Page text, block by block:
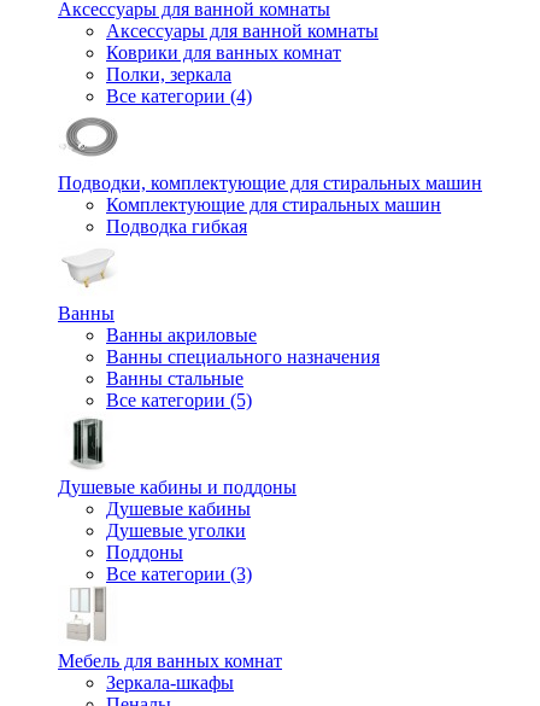
Аксессуары для ванной комнаты
Аксессуары для ванной комнаты
Коврики для ванных комнат
Полки, зеркала
Все категории (4)
Подводки, комплектующие для стиральных машин
Комплектующие для стиральных машин
Подводка гибкая
Ванны
Ванны акриловые
Ванны специального назначения
Ванны стальные
Все категории (5)
Душевые кабины и поддоны
Душевые кабины
Душевые уголки
Поддоны
Все категории (3)
Мебель для ванных комнат
Зеркала-шкафы